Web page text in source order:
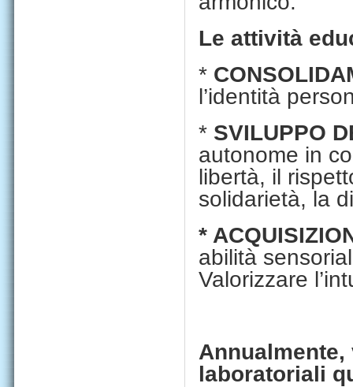
Le attività
*
l’identità
* SVILUPPO
autonome in
libertà, il
solidarietà, la
*
abilità
Valorizzare
laboratoriali